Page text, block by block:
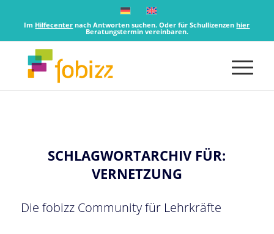
Im Hilfecenter nach Antworten suchen. Oder für Schullizenzenhier
Beratungstermin vereinbaren.
SCHLAGWORTARCHIV FÜR:
VERNETZUNG
Die fobizz Community für Lehrkräfte